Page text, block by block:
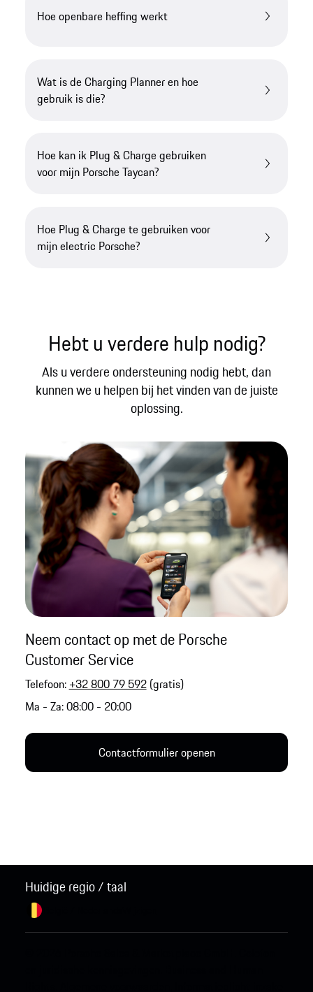
Hoe openbare heffing werkt
Wat is de Charging Planner en hoe
gebruik is die?
Hoe kan ik Plug & Charge gebruiken
voor mijn Porsche Taycan?
Hoe Plug & Charge te gebruiken voor
mijn electric Porsche?
Hebt u verdere hulp nodig?​
Als u verdere ondersteuning nodig hebt, dan
kunnen we u helpen bij het vinden van de juiste
oplossing.
Neem contact op met de Porsche
Customer Service
Telefoon: +32 800 79 592(gratis)
Ma - Za: 08:00 - 20:00
Contactformulier openen
Huidige regio / taal